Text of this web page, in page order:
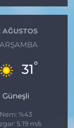
AĞUSTOS
31°
Güneşli
Nem: %43
5.19 m/s